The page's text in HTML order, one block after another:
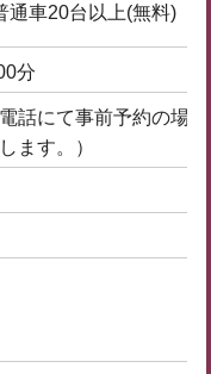
通車20台以上(無料)
分
話にて事前予約の場
ます。）